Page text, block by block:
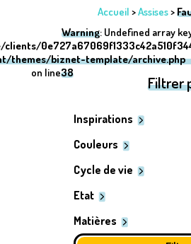
Accueil >Assises>
Warning: Undefined array
clients/
themes/biznet-template/archive.php
on line38
Filtrer
Inspirations
Couleurs
Cycle de vie
Etat
Matières